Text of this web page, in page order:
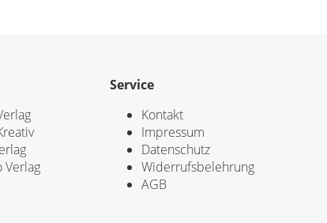
Verlag
Service
Kontakt
Impressum
Datenschutz
Widerrufsbelehrung
AGB